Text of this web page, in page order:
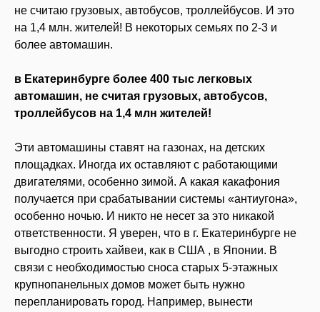
не считаю грузовых, автобусов, троллейбусов. И это
на 1,4 млн. жителей! В некоторых семьях по 2-3 и
более автомашин.
в Екатеринбурге более 400 тыс легковых
автомашин, не считая грузовых, автобусов,
троллейбусов на 1,4 млн жителей!
Эти автомашины ставят на газонах, на детских
площадках. Иногда их оставляют с работающими
двигателями, особенно зимой. А какая какафония
получается при срабатывании системы «антиугона»,
особенно ночью. И никто не несет за это никакой
ответственности. Я уверен, что в г. Екатеринбурге не
выгодно строить хайвеи, как в США , в Японии. В
связи с необходимостью сноса старых 5-этажных
крупнопанельных домов может быть нужно
перепланировать город. Например, вынести